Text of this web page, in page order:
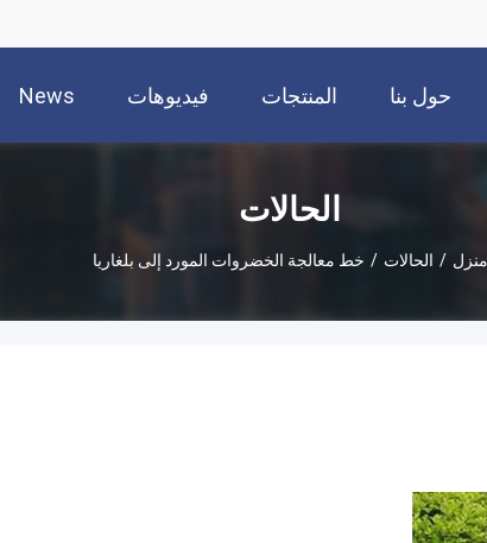
حول بنا المنتجات فيديوهات News
الحالات
منزل / الحالات / خط معالجة الخضروات المورد إلى بلغاريا